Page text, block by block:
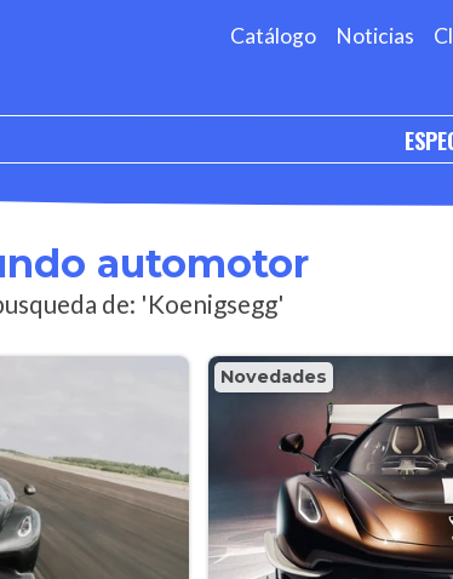
Catálogo Noticias
automotor
de: 'Koenigsegg'
Novedades